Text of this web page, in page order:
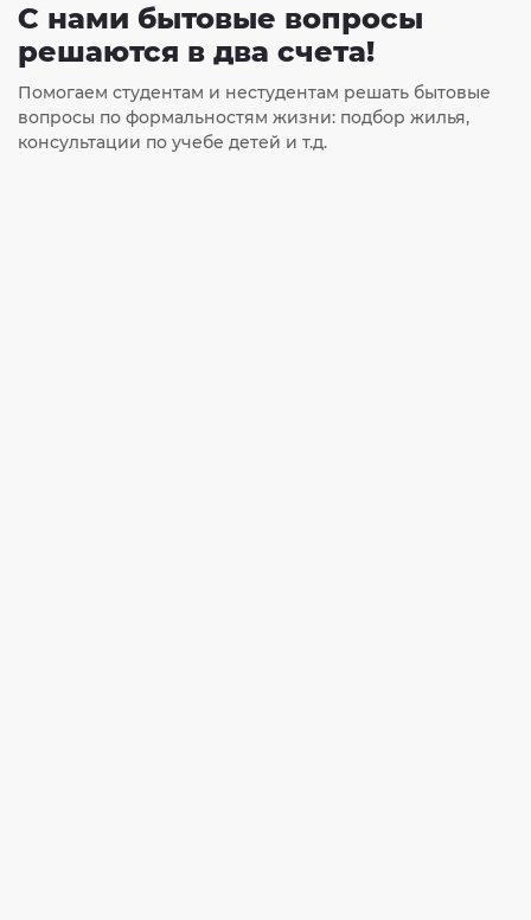
С нами бытовые вопросы
решаются в два счета!
Помогаем студентам и нестудентам решать бытовые
вопросы по формальностям жизни: подбор жилья,
консультации по учебе детей и т.д.